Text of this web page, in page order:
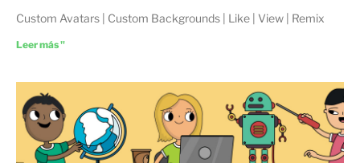
Custom Avatars | Custom Backgrounds | Like | View | Remix
Leer más "